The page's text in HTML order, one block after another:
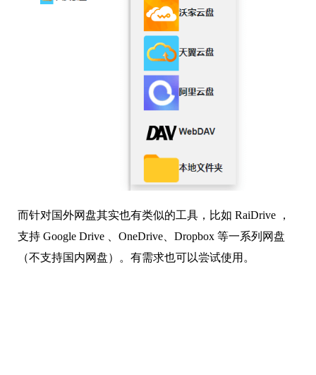
而针对国外网盘其实也有类似的工具，比如 RaiDrive ，
支持 Google Drive 、OneDrive、Dropbox 等一系列网盘
（不支持国内网盘）。有需求也可以尝试使用。